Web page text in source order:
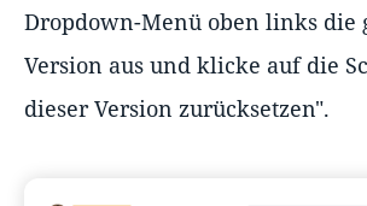
Dropdown-Menü oben links die
Version aus und klicke auf die
dieser Version zurücksetzen".